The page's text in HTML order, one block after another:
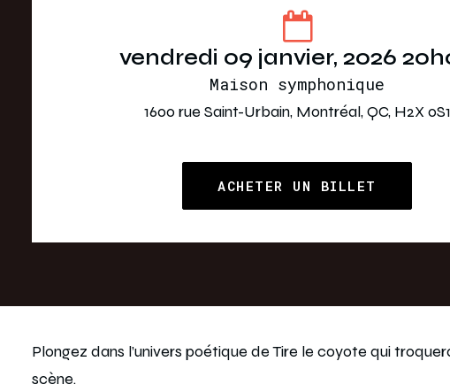
vendredi 09 janvier, 2026
Maison symphonique
1600 rue Saint-Urbain, Montréal, QC, H2X 0S1
ACHETER UN BILLET
Plongez dans l’univers poétique de Tire le coyote qui
scène.